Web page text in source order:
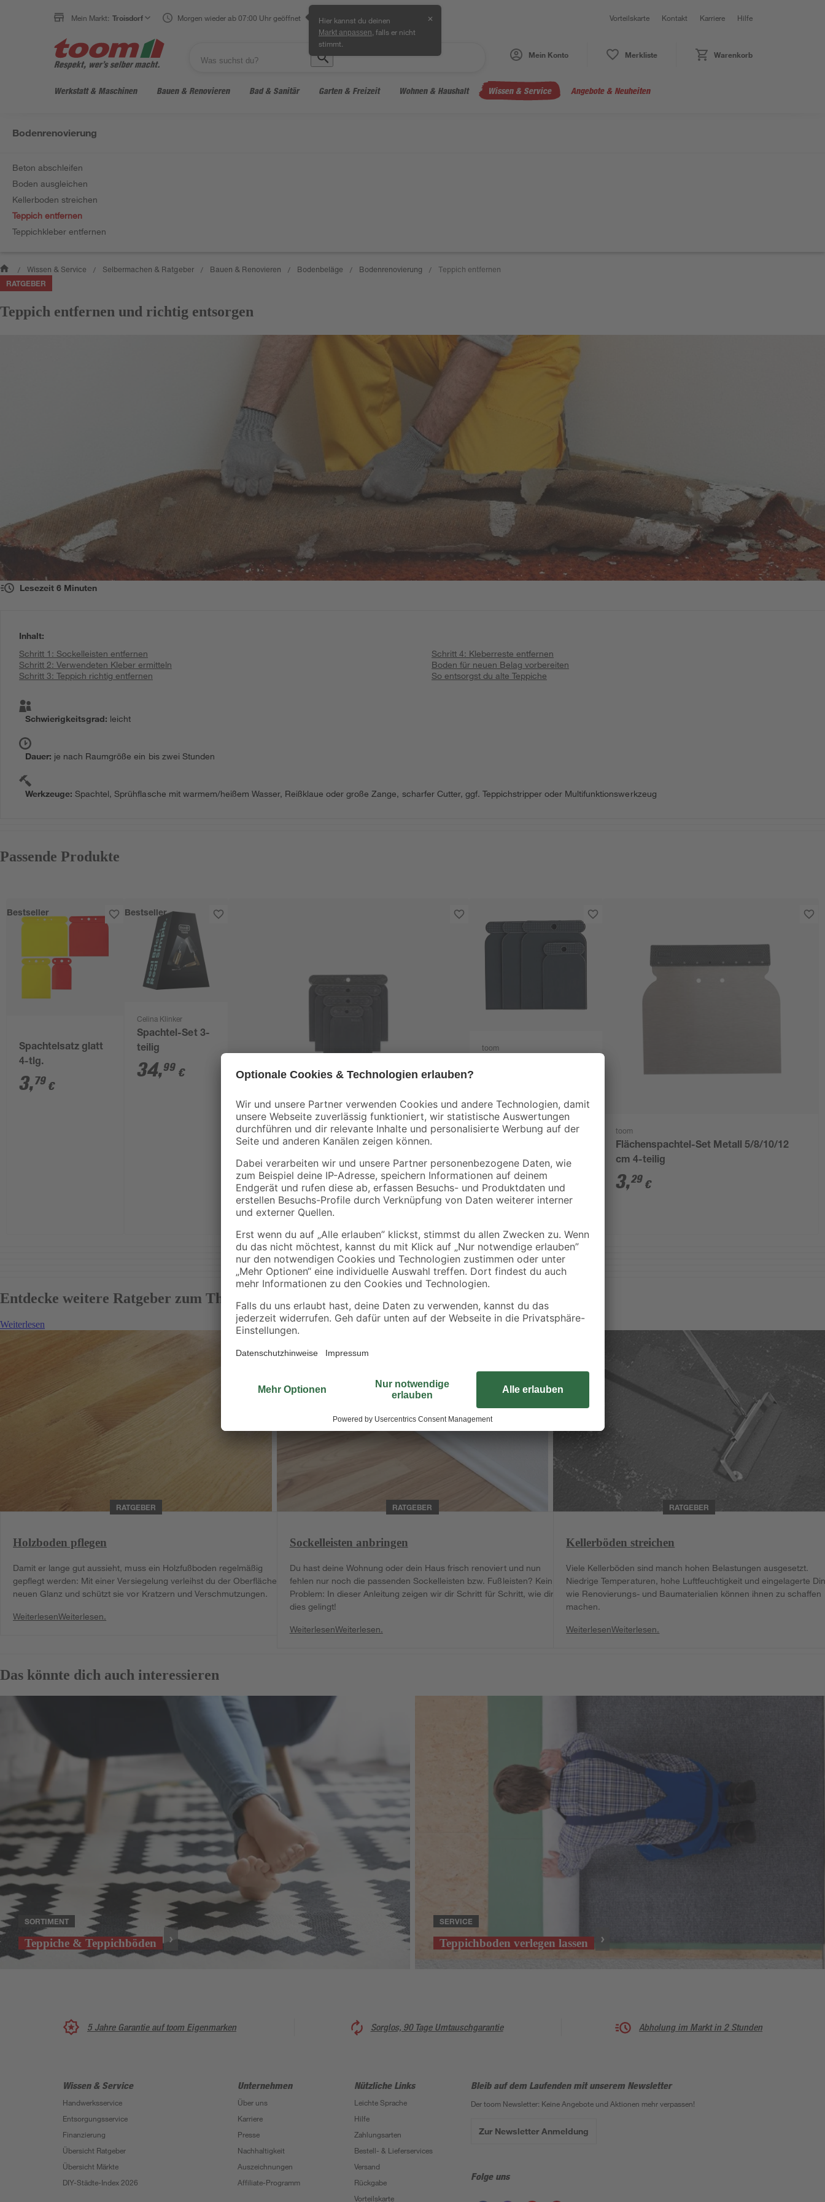
Mein Markt: Troisdorf Morgen wieder ab 07:00 Uhr geöffnet Hier kannst du deinen
Markt anpassen , falls er nicht
stimmt.
✕ Vorteilskarte Kontakt Karriere Hilfe
Mein Konto Merkliste Warenkorb
Werkstatt & Maschinen Bauen & Renovieren Bad & Sanitär Garten & Freizeit Wohnen & Haushalt Wissen & Service Angebote & Neuheiten
Bodenrenovierung
Beton abschleifen
Boden ausgleichen
Kellerboden streichen
Teppich entfernen
Teppichkleber entfernen
/ Wissen & Service / Selbermachen & Ratgeber / Bauen & Renovieren / Bodenbeläge / Bodenrenovierung / Teppich entfernen
RATGEBER
Teppich entfernen und richtig entsorgen
Lesezeit6 Minuten
Inhalt:
Schritt 1: Sockelleisten entfernen
Schritt 2: Verwendeten Kleber ermitteln
Schritt 3: Teppich richtig entfernen
Schritt 4: Kleberreste entfernen
Boden für neuen Belag vorbereiten
So entsorgst du alte Teppiche
Schwierigkeitsgrad: leicht
Dauer: je nach Raumgröße ein bis zwei Stunden
Werkzeuge:Spachtel, Sprühflasche mit warmem/heißem Wasser, Reißklaue oder große Zange, scharfer Cutter, ggf. Teppichstripper oder Multifunktionswerkzeug
Passende Produkte
Bestseller
Spachtelsatz glatt
4-tlg.
3,79 €
Bestseller
Celina Klinker
Spachtel-Set 3-
teilig
34,99 €
Flächenspachtel-Set Kunststoff 5/7,5/10/12
cm 4-teilig
2,39€
toom
2, €
toom
Flächenspachtel-Set Metall 5/8/10/12
cm 4-teilig
3,29 €
Entdecke weitere Ratgeber zum Thema Boden
Weiterlesen
RATGEBER
Holzboden pflegen
Damit er lange gut aussieht, muss ein Holzfußboden regelmäßig
gepflegt werden: Mit einer Versiegelung verleihst du der Oberfläche
neuen Glanz und schützt sie vor Kratzern und Verschmutzungen.
WeiterlesenWeiterlesen.
Weiterlesen
RATGEBER
Sockelleisten anbringen
Du hast deine Wohnung oder dein Haus frisch renoviert und nun
fehlen nur noch die passenden Sockelleisten bzw. Fußleisten? Kein
Problem: In dieser Anleitung zeigen wir dir Schritt für Schritt, wie dir
dies gelingt!
WeiterlesenWeiterlesen.
Weiterlesen
RATGEBER
Kellerböden streichen
Viele Kellerböden sind manch hohen Belastungen ausgesetzt.
Niedrige Temperaturen, hohe Luftfeuchtigkeit und eingelagerte
wie Renovierungs- und Baumaterialien können ihnen zu schaffen
machen.
WeiterlesenWeiterlesen.
Das könnte dich auch interessieren
SORTIMENT
Teppiche & Teppichböden
SERVICE
Teppichboden verlegen lassen
5 Jahre Garantie auf toom Eigenmarken Sorglos, 90 Tage Umtauschgarantie Abholung im Markt in 2 Stunden
Wissen & Service
Handwerksservice
Entsorgungsservice
Finanzierung
Übersicht Ratgeber
Übersicht Märkte
DIY-Städte-Index 2026
Unternehmen
Über uns
Karriere
Presse
Nachhaltigkeit
Auszeichnungen
Affiliate-Programm
Nützliche Links
Leichte Sprache
Hilfe
Zahlungsarten
Bestell- & Lieferservices
Versand
Rückgabe
Vorteilskarte
Bleib auf dem Laufenden mit unserem Newsletter
Der toom Newsletter: Keine Angebote und Aktionen mehr verpassen!
Zur Newsletter Anmeldung
Folge uns